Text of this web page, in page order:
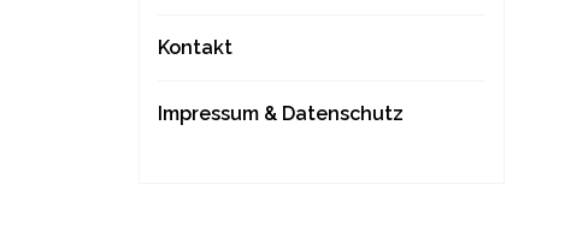
Kontakt
Impressum & Datenschutz